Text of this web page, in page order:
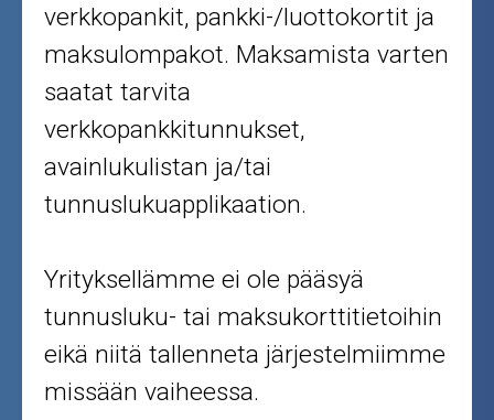
verkkopankit, pankki-/luottokortit ja
maksulompakot. Maksamista varten
saatat tarvita
verkkopankkitunnukset,
avainlukulistan ja/tai
tunnuslukuapplikaation.
Yrityksellämme ei ole pääsyä
tunnusluku- tai maksukorttitietoihin
eikä niitä tallenneta järjestelmiimme
missään vaiheessa.